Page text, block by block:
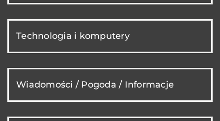
Technologia i komputery
Wiadomości / Pogoda / Informacje